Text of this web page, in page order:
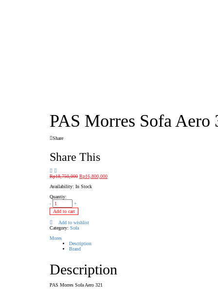
PAS Morres Sofa Aero
Share
Share This
Rp18,750,000 Rp16,800,000
Availability: In Stock
Quantiy:
-
+
Add to cart
Add to wishlist
Category: Sofa
Mores
Description
Brand
Description
PAS Morres Sofa Aero 321